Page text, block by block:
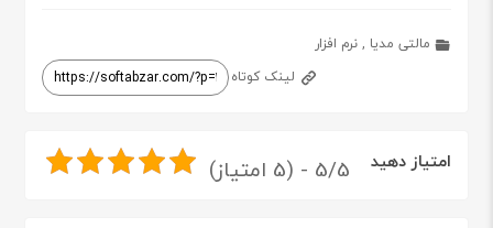
مالتی مدیا ,نرم افزار
لینک کوتاه
امتیاز دهید 5/5 - (5 امتیاز)